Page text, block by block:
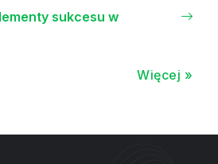
sukcesu w
Więcej »